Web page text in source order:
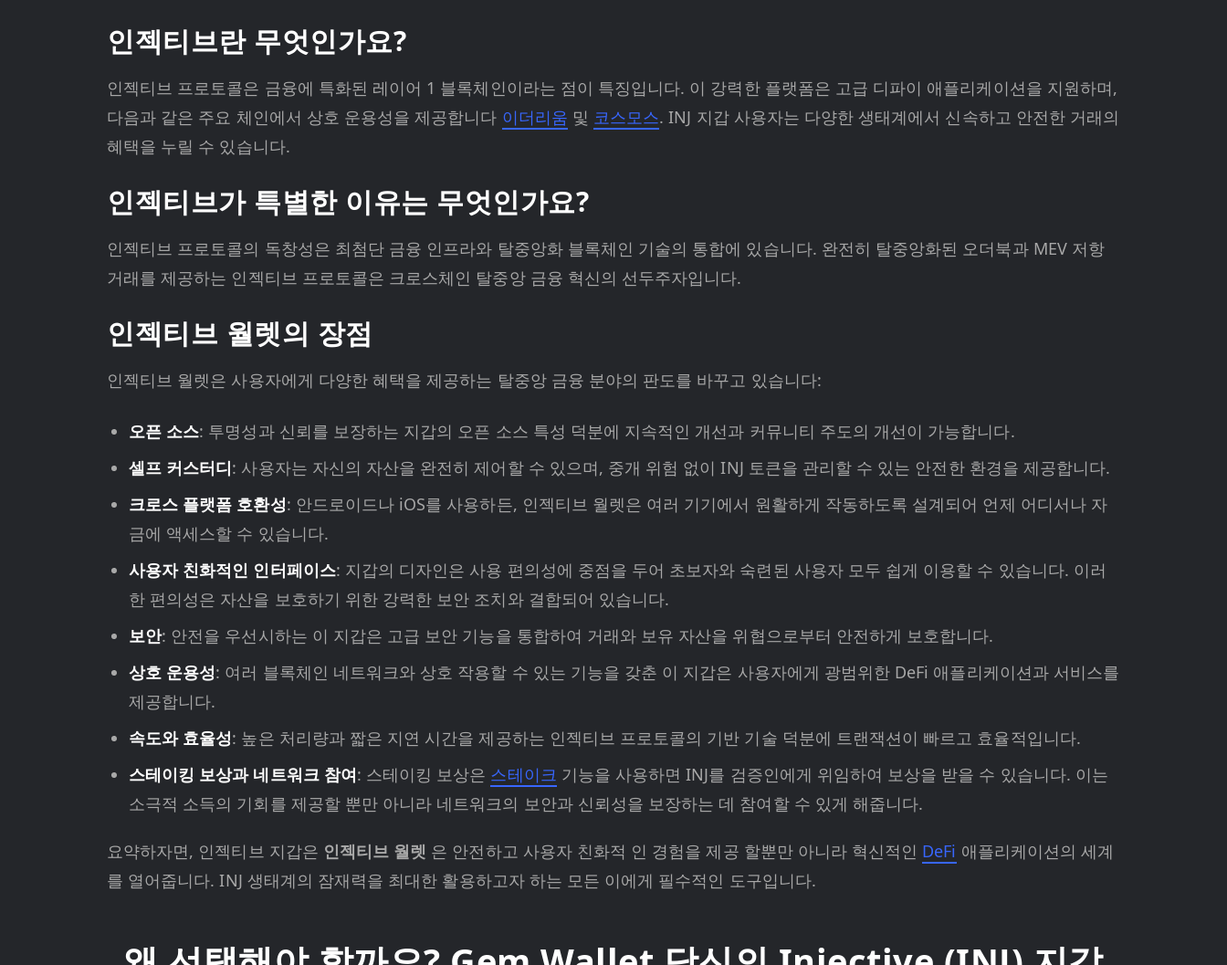
인젝티브란 무엇인가요?
인젝티브 프로토콜은 금융에 특화된 레이어 1 블록체인이라는 점이 특징입니다. 이 강력한 플랫폼은 고급 디파이 애플리케이션을 지원하며,
다음과 같은 주요 체인에서 상호 운용성을 제공합니다 이더리움 및 코스모스. INJ 지갑 사용자는 다양한 생태계에서 신속하고 안전한 거래의
혜택을 누릴 수 있습니다.
인젝티브가 특별한 이유는 무엇인가요?
인젝티브 프로토콜의 독창성은 최첨단 금융 인프라와 탈중앙화 블록체인 기술의 통합에 있습니다. 완전히 탈중앙화된 오더북과 MEV 저항
거래를 제공하는 인젝티브 프로토콜은 크로스체인 탈중앙 금융 혁신의 선두주자입니다.
인젝티브 월렛의 장점
인젝티브 월렛은 사용자에게 다양한 혜택을 제공하는 탈중앙 금융 분야의 판도를 바꾸고 있습니다:
오픈 소스: 투명성과 신뢰를 보장하는 지갑의 오픈 소스 특성 덕분에 지속적인 개선과 커뮤니티 주도의 개선이 가능합니다.
셀프 커스터디: 사용자는 자신의 자산을 완전히 제어할 수 있으며, 중개 위험 없이 INJ 토큰을 관리할 수 있는 안전한 환경을 제공합니다.
크로스 플랫폼 호환성: 안드로이드나 iOS를 사용하든, 인젝티브 월렛은 여러 기기에서 원활하게 작동하도록 설계되어 언제 어디서나 자
금에 액세스할 수 있습니다.
사용자 친화적인 인터페이스: 지갑의 디자인은 사용 편의성에 중점을 두어 초보자와 숙련된 사용자 모두 쉽게 이용할 수 있습니다. 이러
한 편의성은 자산을 보호하기 위한 강력한 보안 조치와 결합되어 있습니다.
보안: 안전을 우선시하는 이 지갑은 고급 보안 기능을 통합하여 거래와 보유 자산을 위협으로부터 안전하게 보호합니다.
상호 운용성: 여러 블록체인 네트워크와 상호 작용할 수 있는 기능을 갖춘 이 지갑은 사용자에게 광범위한 DeFi 애플리케이션과 서비스를
제공합니다.
속도와 효율성: 높은 처리량과 짧은 지연 시간을 제공하는 인젝티브 프로토콜의 기반 기술 덕분에 트랜잭션이 빠르고 효율적입니다.
스테이킹 보상과 네트워크 참여: 스테이킹 보상은 스테이크 기능을 사용하면 INJ를 검증인에게 위임하여 보상을 받을 수 있습니다. 이는
소극적 소득의 기회를 제공할 뿐만 아니라 네트워크의 보안과 신뢰성을 보장하는 데 참여할 수 있게 해줍니다.
요약하자면, 인젝티브 지갑은 인젝티브 월렛 은 안전하고 사용자 친화적 인 경험을 제공 할뿐만 아니라 혁신적인 DeFi 애플리케이션의 세계
를 열어줍니다. INJ 생태계의 잠재력을 최대한 활용하고자 하는 모든 이에게 필수적인 도구입니다.